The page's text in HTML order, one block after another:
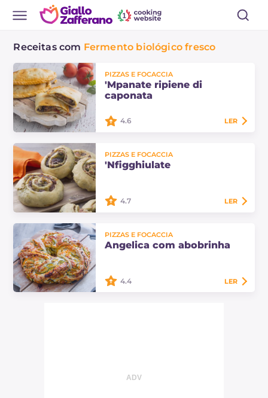
Receitas com Fermento biológico fresco
PIZZAS E FOCACCIA
'Mpanate ripiene di
caponata
são uma das muitas variações desta
famosa massa siciliana, calzones
4.6 LER
PIZZAS E FOCACCIA
'Nfigghiulate
especialidade da região de
Siracusa, feitas com uma massa
4.7 LER
PIZZAS E FOCACCIA
Angelica com abobrinha
4.4 LER